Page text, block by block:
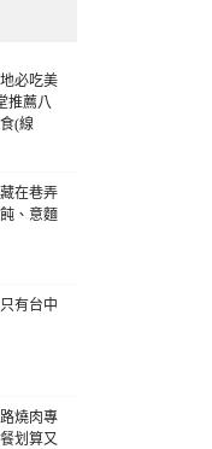
必吃美
推薦八
(線
在巷弄
、意麵
有台中
燒肉專
划算又